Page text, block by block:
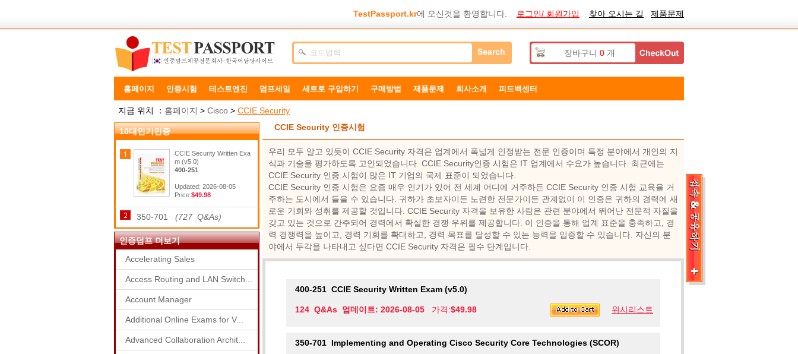
TestPassport.kr에 오신것을 환영합니다. 로그인/ 회원가입 찾아 오시는 길 제품문제
장바구니 0개
홈페이지 인증시험 테스트엔진 덤프세일 세트로 구입하기 구매방법 제품문제 희사소개 피드백센터
지금 위치 ： 홈페이지 > Cisco > CCIE Security
10대인기인증
CCIE Security Written Exa
m (v5.0)
400-251
Updated: 2026-08-05
Price:$49.98
350-701 (727 Q&As)
인증덤프 더보기
Accelerating Sales
Access Routing and LAN Switch...
Account Manager
Additional Online Exams for V...
Advanced Collaboration Archit...
CCIE Security 인증시험
우리 모두 알고 있듯이 CCIE Security 자격은 업계에서 폭넓게 인정받는 전문 인증이며 특정 분야에서 개인의 지
식과 기술을 평가하도록 고안되었습니다. CCIE Security인증 시험은 IT 업계에서 수요가 높습니다. 최근에는
CCIE Security 인증 시험이 많은 IT 기업의 국제 표준이 되었습니다.
CCIE Security 인증 시험은 요즘 매우 인기가 있어 전 세계 어디에 거주하든 CCIE Security 인증 시험 교육을 거
주하는 도시에서 들을 수 있습니다. 귀하가 초보자이든 노련한 전문가이든 관계없이 이 인증은 귀하의 경력에 ​​새
로운 기회와 성취를 제공할 것입니다. CCIE Security 자격을 보유한 사람은 관련 분야에서 뛰어난 전문적 자질을
갖고 있는 것으로 간주되어 경력에서 확실한 경쟁 우위를 제공합니다. 이 인증을 통해 업계 표준을 충족하고, 경
력 경쟁력을 높이고, 경력 기회를 확대하고, 경력 목표를 달성할 수 있는 능력을 입증할 수 있습니다. 자신의 분
야에서 두각을 나타내고 싶다면 CCIE Security 자격은 필수 단계입니다.
400-251 CCIE Security Written Exam (v5.0)
위시리스트
124 Q&As 업데이트: 2026-08-05 가격:$49.98
350-701 Implementing and Operating Cisco Security Core Technologies (SCOR)